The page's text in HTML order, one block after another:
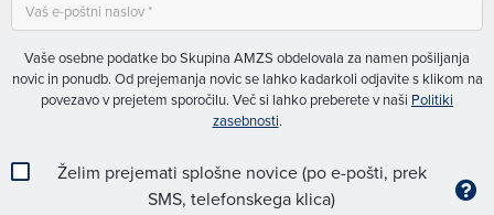
Vaše osebne podatke bo Skupina AMZS obdelovala za namen pošiljanja
novic in ponudb. Od prejemanja novic se lahko kadarkoli odjavite s klikom na
povezavo v prejetem sporočilu. Več si lahko preberete v naši Politiki
zasebnosti.
Želim prejemati splošne novice (po e-pošti, prek
SMS, telefonskega klica)